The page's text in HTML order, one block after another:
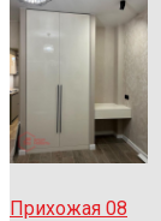
Прихожая 08